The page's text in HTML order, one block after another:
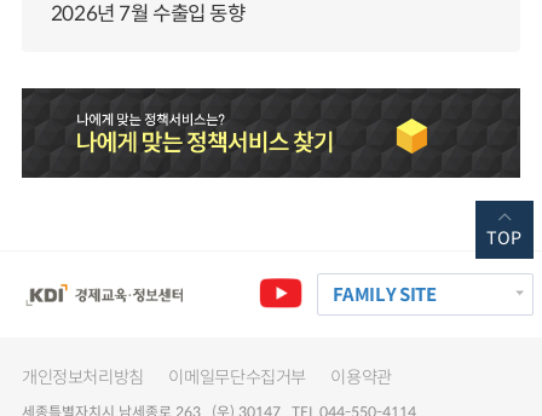
2026년 7월 수출입 동향
FAMILY SITE
개인정보처리방침 이메일무단수집거부 이용약관
세종특별자치시 남세종로 263 (우) 30147 TEL 044-550-4114
TOP